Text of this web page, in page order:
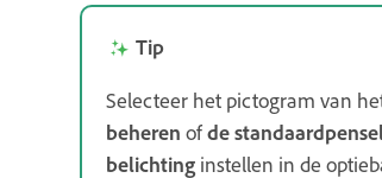
Tip
Selecteer het pictogram van
beheren ofde
belichting instellen in de